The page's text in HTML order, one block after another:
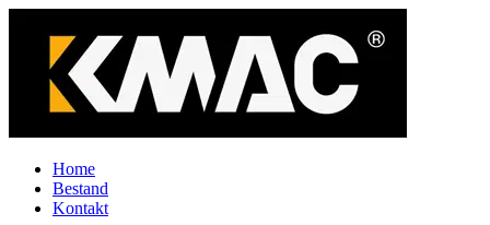
Home
Bestand
Kontakt